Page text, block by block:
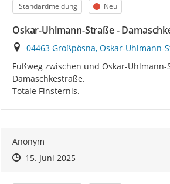
Kategorie
Standardmeldung Status
Neu
Oskar-Uhlmann-Straße -
Ort
04463 Großpösna, Oskar-Uhlmann-
Fußweg zwischen und Oskar-
Damaschkestraße.
Totale Finsternis.
Anonym
Zeitpunkt des Erstellens
Zeitpunkt des Erstellens
15. Juni 2025Zur Äußerung